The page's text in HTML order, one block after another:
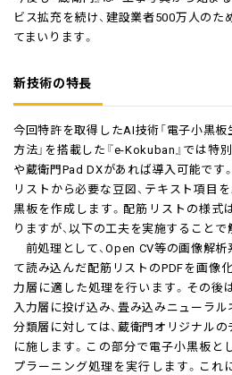
ビス拡充を続け、建設業者500万人のた
てまいります。
新技術の特長
今回特許を取得したAI技術「電子小黒
方法」を搭載した『e-Kokuban』では特
や蔵衛門Pad DXがあれば導入可能です
リストから必要な豆図、テキスト項目
黒板を作成します。配筋リストの様式
りますが、以下の工夫を実施することで
前処理として、Open CV等の画像解
て読み込んだ配筋リストのPDFを画像
力層に適した処理を行います。その後
入力層に投げ込み、畳み込みニューラ
分類層に対しては、蔵衛門オリジナル
に施します。この部分で電子小黒板と
プラーニング処理を実行します。これ